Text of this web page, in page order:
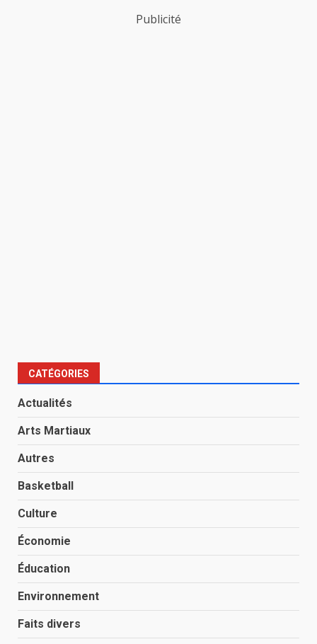
Publicité
CATÉGORIES
Actualités
Arts Martiaux
Autres
Basketball
Culture
Économie
Éducation
Environnement
Faits divers